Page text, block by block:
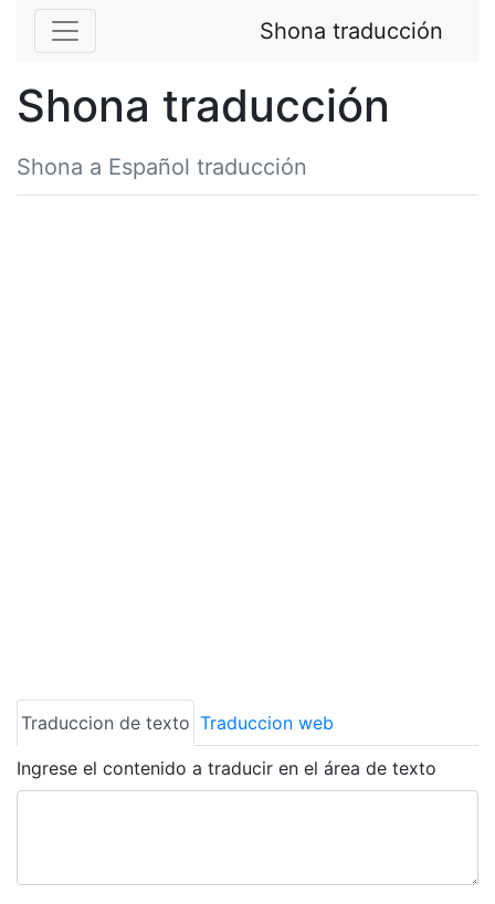
Shona traducción
Shona traducción
Shona a Español traducción
Traduccion de texto Traduccion web
Ingrese el contenido a traducir en el área de texto